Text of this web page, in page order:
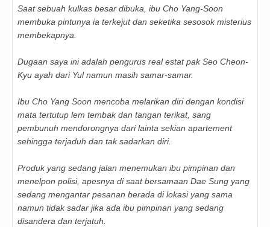
Saat sebuah kulkas besar dibuka, ibu Cho Yang-Soon
membuka pintunya ia terkejut dan seketika sesosok misterius
membekapnya.
Dugaan saya ini adalah pengurus real estat pak Seo Cheon-
Kyu ayah dari Yul namun masih samar-samar.
Ibu Cho Yang Soon mencoba melarikan diri dengan kondisi
mata tertutup lem tembak dan tangan terikat, sang
pembunuh mendorongnya dari lainta sekian apartement
sehingga terjaduh dan tak sadarkan diri.
Produk yang sedang jalan menemukan ibu pimpinan dan
menelpon polisi, apesnya di saat bersamaan Dae Sung yang
sedang mengantar pesanan berada di lokasi yang sama
namun tidak sadar jika ada ibu pimpinan yang sedang
disandera dan terjatuh.